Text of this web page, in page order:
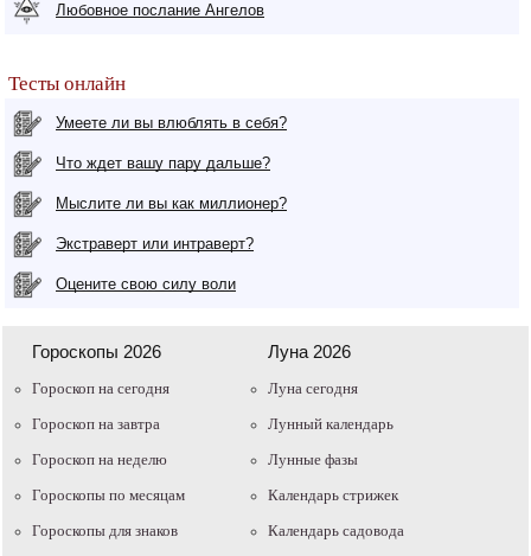
Любовное послание Ангелов
Тесты онлайн
Умеете ли вы влюблять в себя?
Что ждет вашу пару дальше?
Мыслите ли вы как миллионер?
Экстраверт или интраверт?
Оцените свою силу воли
Гороскопы 2026
Гороскоп на сегодня
Гороскоп на завтра
Гороскоп на неделю
Гороскопы по месяцам
Гороскопы для знаков
Луна 2026
Луна сегодня
Лунный календарь
Лунные фазы
Календарь стрижек
Календарь садовода